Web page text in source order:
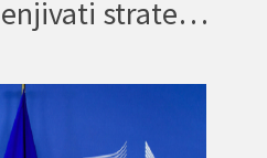
EU: Efikasnije primjenjivati strategije za rješavanje nedostataka u očuvanju prava OSI